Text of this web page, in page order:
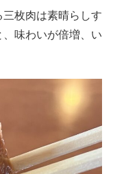
枚肉は素晴らしす
味わいが倍増、い